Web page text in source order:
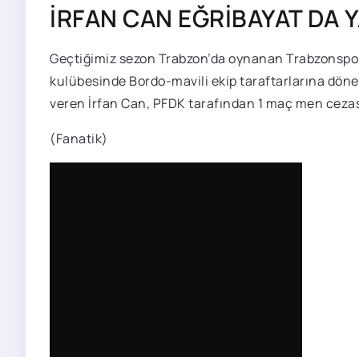
İRFAN CAN EĞRİBAYAT DA
Geçtiğimiz sezon Trabzon’da oynanan
kulübesinde Bordo-mavili ekip taraftarlarına
veren İrfan Can, PFDK tarafından 1 maç men
(Fanatik)